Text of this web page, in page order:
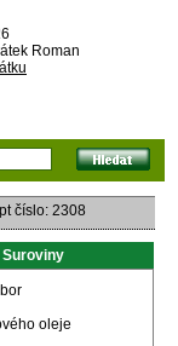
Roman
číslo: 2308
Suroviny
oleje